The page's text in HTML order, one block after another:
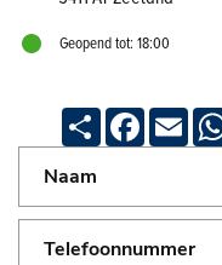
Geopend tot: 18:00
Deel Facebook